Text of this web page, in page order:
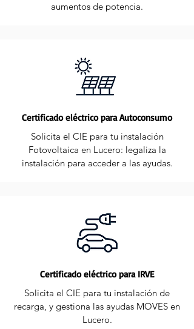
aumentos de potencia.
Certificado eléctrico para Autoconsumo
Solicita el CIE para tu instalación
Fotovoltaica en Lucero: legaliza la
instalación para acceder a las ayudas.
Certificado eléctrico para IRVE
Solicita el CIE para tu instalación de
recarga, y gestiona las ayudas MOVES en
Lucero.